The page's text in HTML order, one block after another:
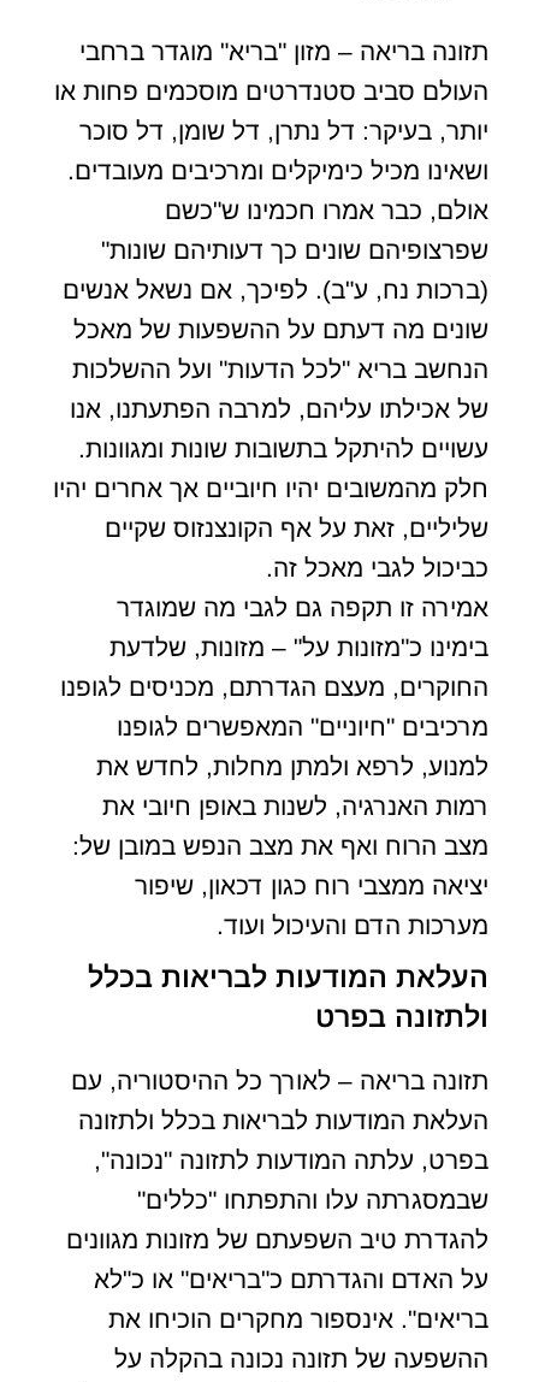
תזונה בריאה – מזון "בריא" מוגדר ברחבי
העולם סביב סטנדרטים מוסכמים פחות או
יותר, בעיקר: דל נתרן, דל שומן, דל סוכר
ושאינו מכיל כימיקלים ומרכיבים מעובדים.
אולם, כבר אמרו חכמינו ש"כשם
שפרצופיהם שונים כך דעותיהם שונות"
(ברכות נח, ע"ב). לפיכך, אם נשאל אנשים
שונים מה דעתם על ההשפעות של מאכל
הנחשב בריא "לכל הדעות" ועל ההשלכות
של אכילתו עליהם, למרבה הפתעתנו, אנו
עשויים להיתקל בתשובות שונות ומגוונות.
חלק מהמשובים יהיו חיוביים אך אחרים יהיו
שליליים, זאת על אף הקונצנזוס שקיים
כביכול לגבי מאכל זה.
אמירה זו תקפה גם לגבי מה שמוגדר
בימינו כ"מזונות על" – מזונות, שלדעת
החוקרים, מעצם הגדרתם, מכניסים לגופנו
מרכיבים "חיוניים" המאפשרים לגופנו
למנוע, לרפא ולמתן מחלות, לחדש את
רמות האנרגיה, לשנות באופן חיובי את
מצב הרוח ואף את מצב הנפש במובן של:
יציאה ממצבי רוח כגון דכאון, שיפור
מערכות הדם והעיכול ועוד.
העלאת המודעות לבריאות בכלל
ולתזונה בפרט
תזונה בריאה – לאורך כל ההיסטוריה, עם
העלאת המודעות לבריאות בכלל ולתזונה
בפרט, עלתה המודעות לתזונה "נכונה",
שבמסגרתה עלו והתפתחו "כללים"
להגדרת טיב השפעתם של מזונות מגוונים
על האדם והגדרתם כ"בריאים" או כ"לא
בריאים". אינספור מחקרים הוכיחו את
ההשפעה של תזונה נכונה בהקלה על